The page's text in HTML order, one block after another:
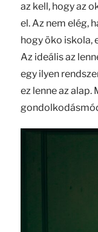
az kell, hogy az
el. Az nem elég,
hogy öko iskola,
Az ideális az
egy ilyen
ez lenne az